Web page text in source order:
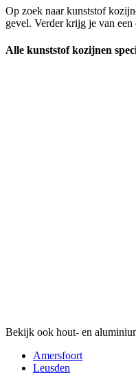
Op zoek naar kunststof
gevel. Verder krijg je van
Alle kunststof kozijnen
Bekijk ook hout- en
Amersfoort
Leusden